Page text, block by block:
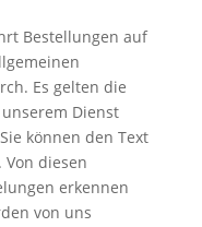
Bestellungen auf
Es gelten die
Dienst
können den Text
diesen
erkennen
von uns